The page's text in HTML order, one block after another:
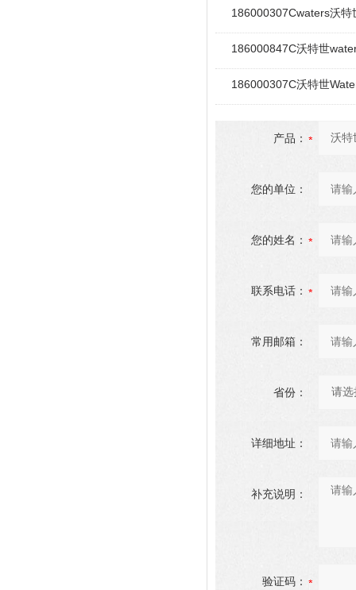
186000307Cwaters沃
186000847C沃特世
186000307C沃特世
产品：
您的单位：
您的姓名：
联系电话：
常用邮箱：
省份：
详细地址：
补充说明：
验证码：